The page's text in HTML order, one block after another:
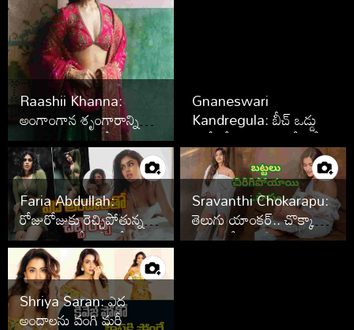
Raashii Khanna:
అంగాంగాన శృంగారాన్ని
సింగారించినట్టుందే
Gnaneswari
Kandregula: బీచ్ ఒడ్డున
బికినీలో యాంకర్ ప్రదీప్ రీల్
లవర్.. ఏముంది
Faria Abdullah:
రోజురోజుకు రెచ్చిపోతున్న
ఫరియా.. క్లివేజ్ షోతో
కిక్కెక్కిస్తోందిగా
Sravanthi Chokarapu:
తెలుగు యాంక‌ర్.. చొక్కా
విప్పి మ‌రీ రెచ్చిపోయిందిగా
Shriya Saran: ఎద
అందాలను వంగి మరీ